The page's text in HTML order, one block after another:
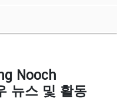
Nooch
뉴스 및 활동